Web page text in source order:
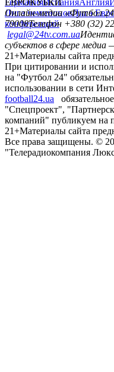
ГерманияИспанияАнглия
ЕВРОКУБКИ
Лига чемпионовЛига
конференций
Онлайн-медиа «Футбол
79008Телефон +380 (32)
legal@24tv.com.ua
субъектов в сфере медиа
21+Материалы сайта
При цитировании и
на "Футбол 24"
использовании в сети
football24.ua
"Спецпроект",
компаний" публикуем на
21+Материалы сайта
Все права защищены. ©
"Телерадиокомпания